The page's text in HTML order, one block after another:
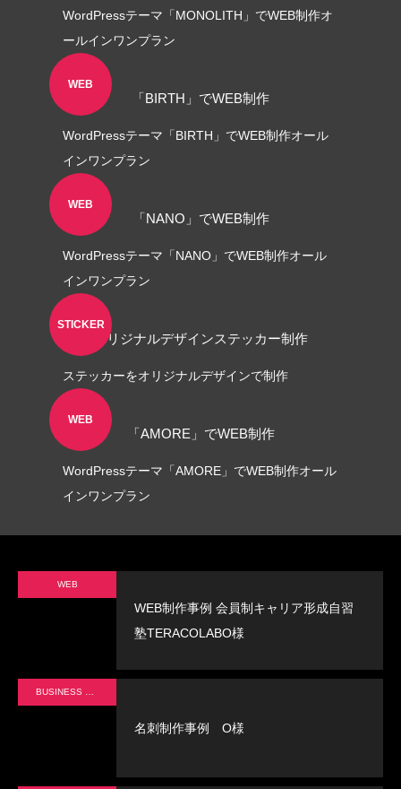
ロゴ制作事例 優栄ホーム 様
2022.11.03
ロゴ制作事例
角２封筒制作事例 山本会計事務所
2021.04.07
WordPressテーマ「MONOLITH」でWEB制作オ
ールインワンプラン
WEB
「BIRTH」でWEB制作
WordPressテーマ「BIRTH」でWEB制作オール
インワンプラン
WEB
「NANO」でWEB制作
WordPressテーマ「NANO」でWEB制作オール
インワンプラン
STICKER
オリジナルデザインステッカー制作
ステッカーをオリジナルデザインで制作
WEB
「AMORE」でWEB制作
WordPressテーマ「AMORE」でWEB制作オール
インワンプラン
WEB
WEB制作事例 会員制キャリア形成自習
塾TERACOLABO様
名刺制作事例 O様